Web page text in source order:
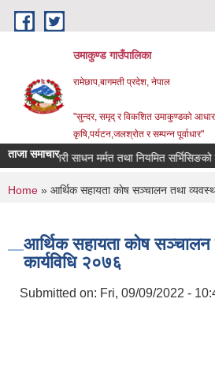
Skip to main content
उमाकुण्ड गाउँपालिका
रामेछाप,बागमती प्रदेश, नेपाल
"सुन्दर, समृद् र विकशित उमाकुण्डको आधार
कृषि,पर्यटन,जलश्रोत र सम्पन्न पूर्वाधार"
ताजा समाचार
सवारी साधन मर्मत तथा नियमित सर्भिसिङको लागि
You are here
Home » आर्थिक सहायता काेष सञ्चालन तथा
आर्थिक सहायता काेष सञ्चालन
कार्यविधि २०७६
Submitted on: Fri, 09/09/2022 -